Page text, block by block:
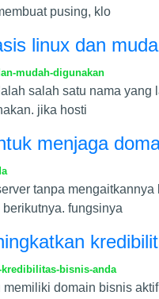
pusing, klo
linux dan
mudah-digunakan
salah satu nama yang
jika hosti
menjaga
tanpa
fungsinya
bisnis-anda
domain bisnis